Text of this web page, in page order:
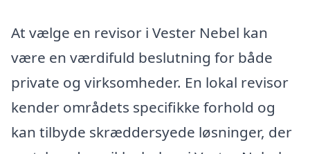
At vælge en revisor i Vester Nebel kan
være en værdifuld beslutning for både
private og virksomheder. En lokal revisor
kender områdets specifikke forhold og
kan tilbyde skræddersyede løsninger, der